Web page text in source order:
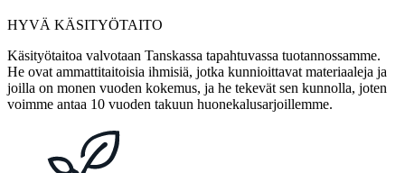
HYVÄ KÄSITYÖTAITO
Käsityötaitoa valvotaan Tanskassa tapahtuvassa tuotannossamme.
He ovat ammattitaitoisia ihmisiä, jotka kunnioittavat materiaaleja ja
joilla on monen vuoden kokemus, ja he tekevät sen kunnolla, joten
voimme antaa 10 vuoden takuun huonekalusarjoillemme.